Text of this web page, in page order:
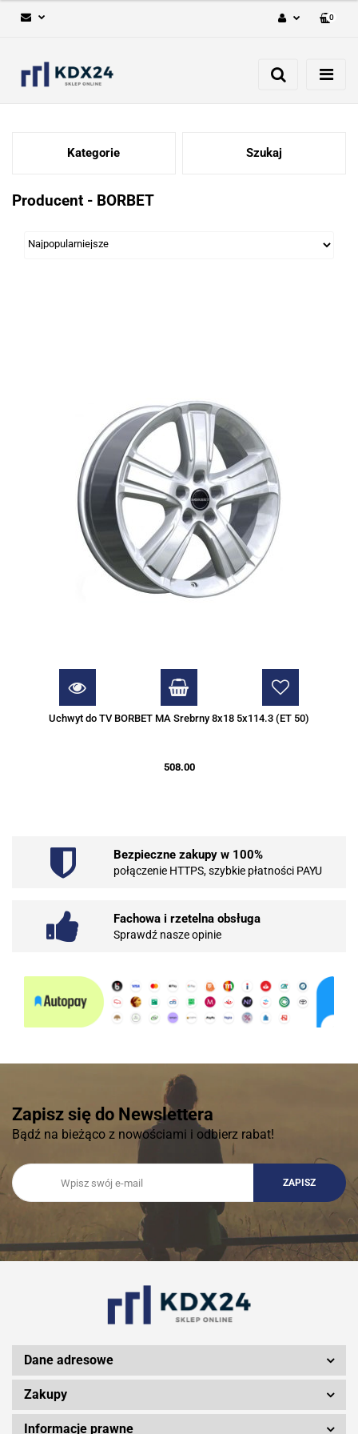
Zarejestruj się
0
Kategorie Szukaj
Producent - BORBET
Uchwyt do TV BORBET MA Srebrny 8x18 5x114.3 (ET 50)
508.00
Bezpieczne zakupy w 100%
połączenie HTTPS, szybkie płatności PAYU
Fachowa i rzetelna obsługa
Sprawdź nasze opinie
Zapisz się do Newslettera
Bądź na bieżąco z nowościami i odbierz rabat!
Dane adresowe
Zakupy
Informacje prawne